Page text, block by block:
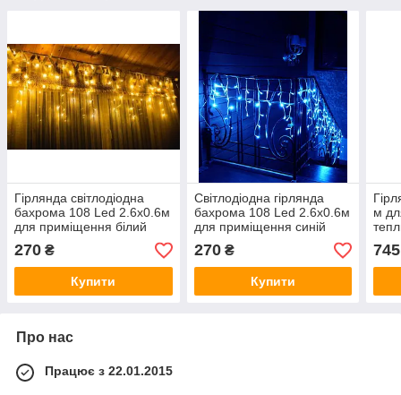
Гірлянда світлодіодна
бахрома 108 Led 2.6х0.6м
для приміщення білий
теплий
270 ₴
Купити
Світлодіодна гірлянда
бахрома 108 Led 2.6х0.6м
для приміщення синій
270₴
Купити
м
745
Про нас
Працює з 22.01.2015